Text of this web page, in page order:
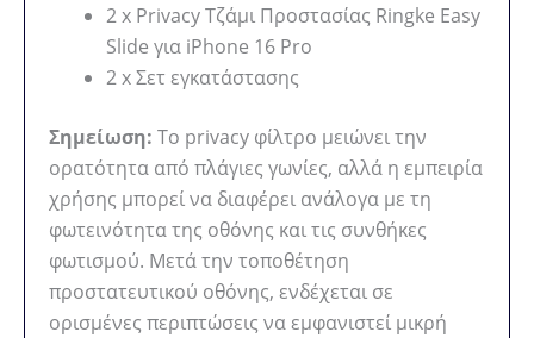
2 x Privacy Τζάμι Προστασίας Ringke Easy
Slide για iPhone 16 Pro
2 x Σετ εγκατάστασης
Σημείωση: Το privacy φίλτρο μειώνει την
ορατότητα από πλάγιες γωνίες, αλλά η εμπειρία
χρήσης μπορεί να διαφέρει ανάλογα με τη
φωτεινότητα της οθόνης και τις συνθήκες
φωτισμού. Μετά την τοποθέτηση
προστατευτικού οθόνης, ενδέχεται σε
ορισμένες περιπτώσεις να εμφανιστεί μικρή